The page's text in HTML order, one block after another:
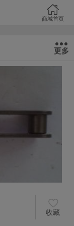
商城首页
更多
收藏